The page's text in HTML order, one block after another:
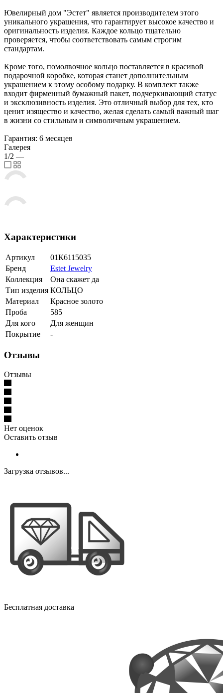
Ювелирный дом "Эстет" является производителем этого
уникального украшения, что гарантирует высокое качество и
оригинальность изделия. Каждое кольцо тщательно
проверяется, чтобы соответствовать самым строгим
стандартам.
Кроме того, помолвочное кольцо поставляется в красивой
подарочной коробке, которая станет дополнительным
украшением к этому особому подарку. В комплект также
входит фирменный бумажный пакет, подчеркивающий статус
и эксклюзивность изделия. Это отличный выбор для тех, кто
ценит изящество и качество, желая сделать самый важный шаг
в жизни со стильным и символичным украшением.
Гарантия: 6 месяцев
Галерея
1/2 —
Характеристики
Артикул
01К6115035
Бренд
Estet Jewelry
Коллекция
Она скажет да
Тип изделия КОЛЬЦО
Материал
Красное золото
Проба
585
Для кого
Для женщин
Покрытие
-
Отзывы
Отзывы
Нет оценок
Оставить отзыв
Загрузка отзывов...
Бесплатная доставка